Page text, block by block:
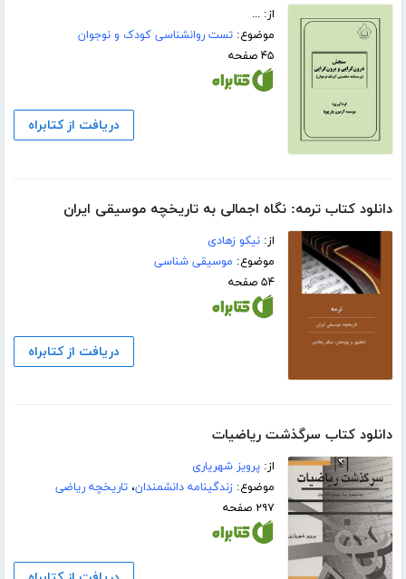
از: ...
موضوع:تست روانشناسی کودک و نوجوان
۴۵ صفحه
دریافت از کتابراه
دانلود کتاب ترمه: نگاه اجمالی به تاریخچه موسیقی ایران
از:نیکو زهادی
موضوع: موسیقی شناسی
۵۴ صفحه
دریافت از کتابراه
دانلود کتاب سرگذشت ریاضیات
از:پرویز شهریاری
موضوع:زندگینامه دانشمندان،تاریخچه ریاضی
۲۹۷ صفحه